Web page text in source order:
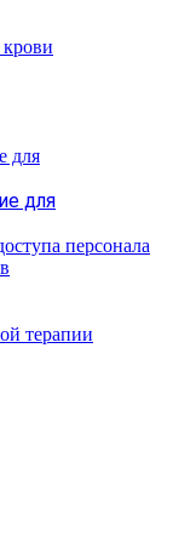
крови
для
персонала
терапии